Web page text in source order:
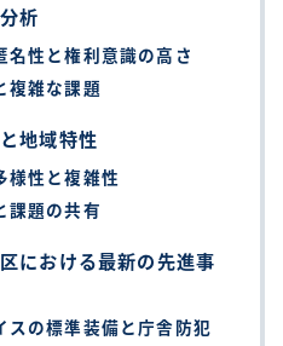
析
名性と権利意識の高さ
複雑な課題
地域特性
様性と複雑性
課題の共有
における最新の先進事
スの標準装備と庁舎防犯